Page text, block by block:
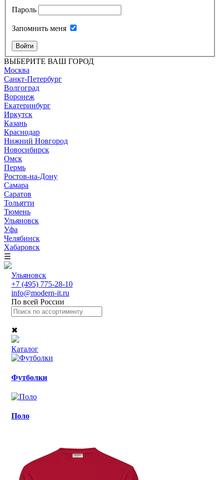
Пароль
Запомнить меня
Войти
ВЫБЕРИТЕ ВАШ ГОРОД
Москва
Санкт-Петербург
Волгоград
Воронеж
Екатеринбург
Иркутск
Казань
Краснодар
Нижний Новгород
Новосибирск
Омск
Пермь
Ростов-на-Дону
Самара
Саратов
Тольятти
Тюмень
Ульяновск
Уфа
Челябинск
Хабаровск
☰
Ульяновск
+7 (495) 775-28-10
info@modern-it.ru
По всей России
✖
Каталог
Футболки
Поло